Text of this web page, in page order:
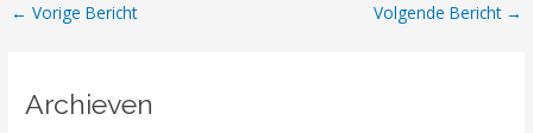
← Vorige Bericht Volgende Bericht →
Archieven